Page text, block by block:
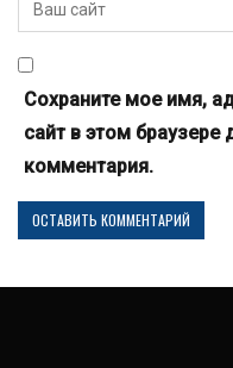
Сохраните мое имя,
сайт в этом
комментария.